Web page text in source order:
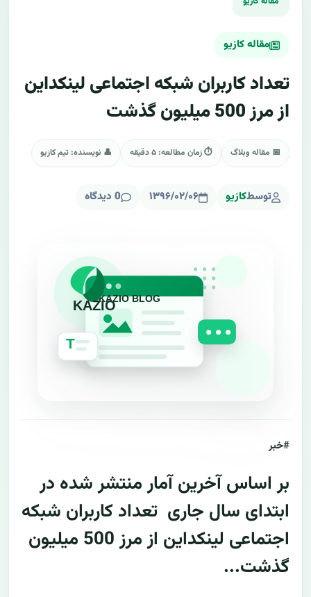
مقاله کازیو
تعداد کاربران شبکه اجتماعی لینکداین
از مرز 500 میلیون گذشت
📅 مقاله وبلاگ ⏱ زمان مطالعه: ۵ دقیقه 👤 نویسنده: تیم کازیو
توسطکازیو ۱۳۹۶/۰۲/۰۶ 0 دیدگاه
#خبر
بر اساس آخرین آمار منتشر شده در
ابتدای سال جاری تعداد کاربران شبکه
اجتماعی لینکداین از مرز 500 میلیون
گذشت...